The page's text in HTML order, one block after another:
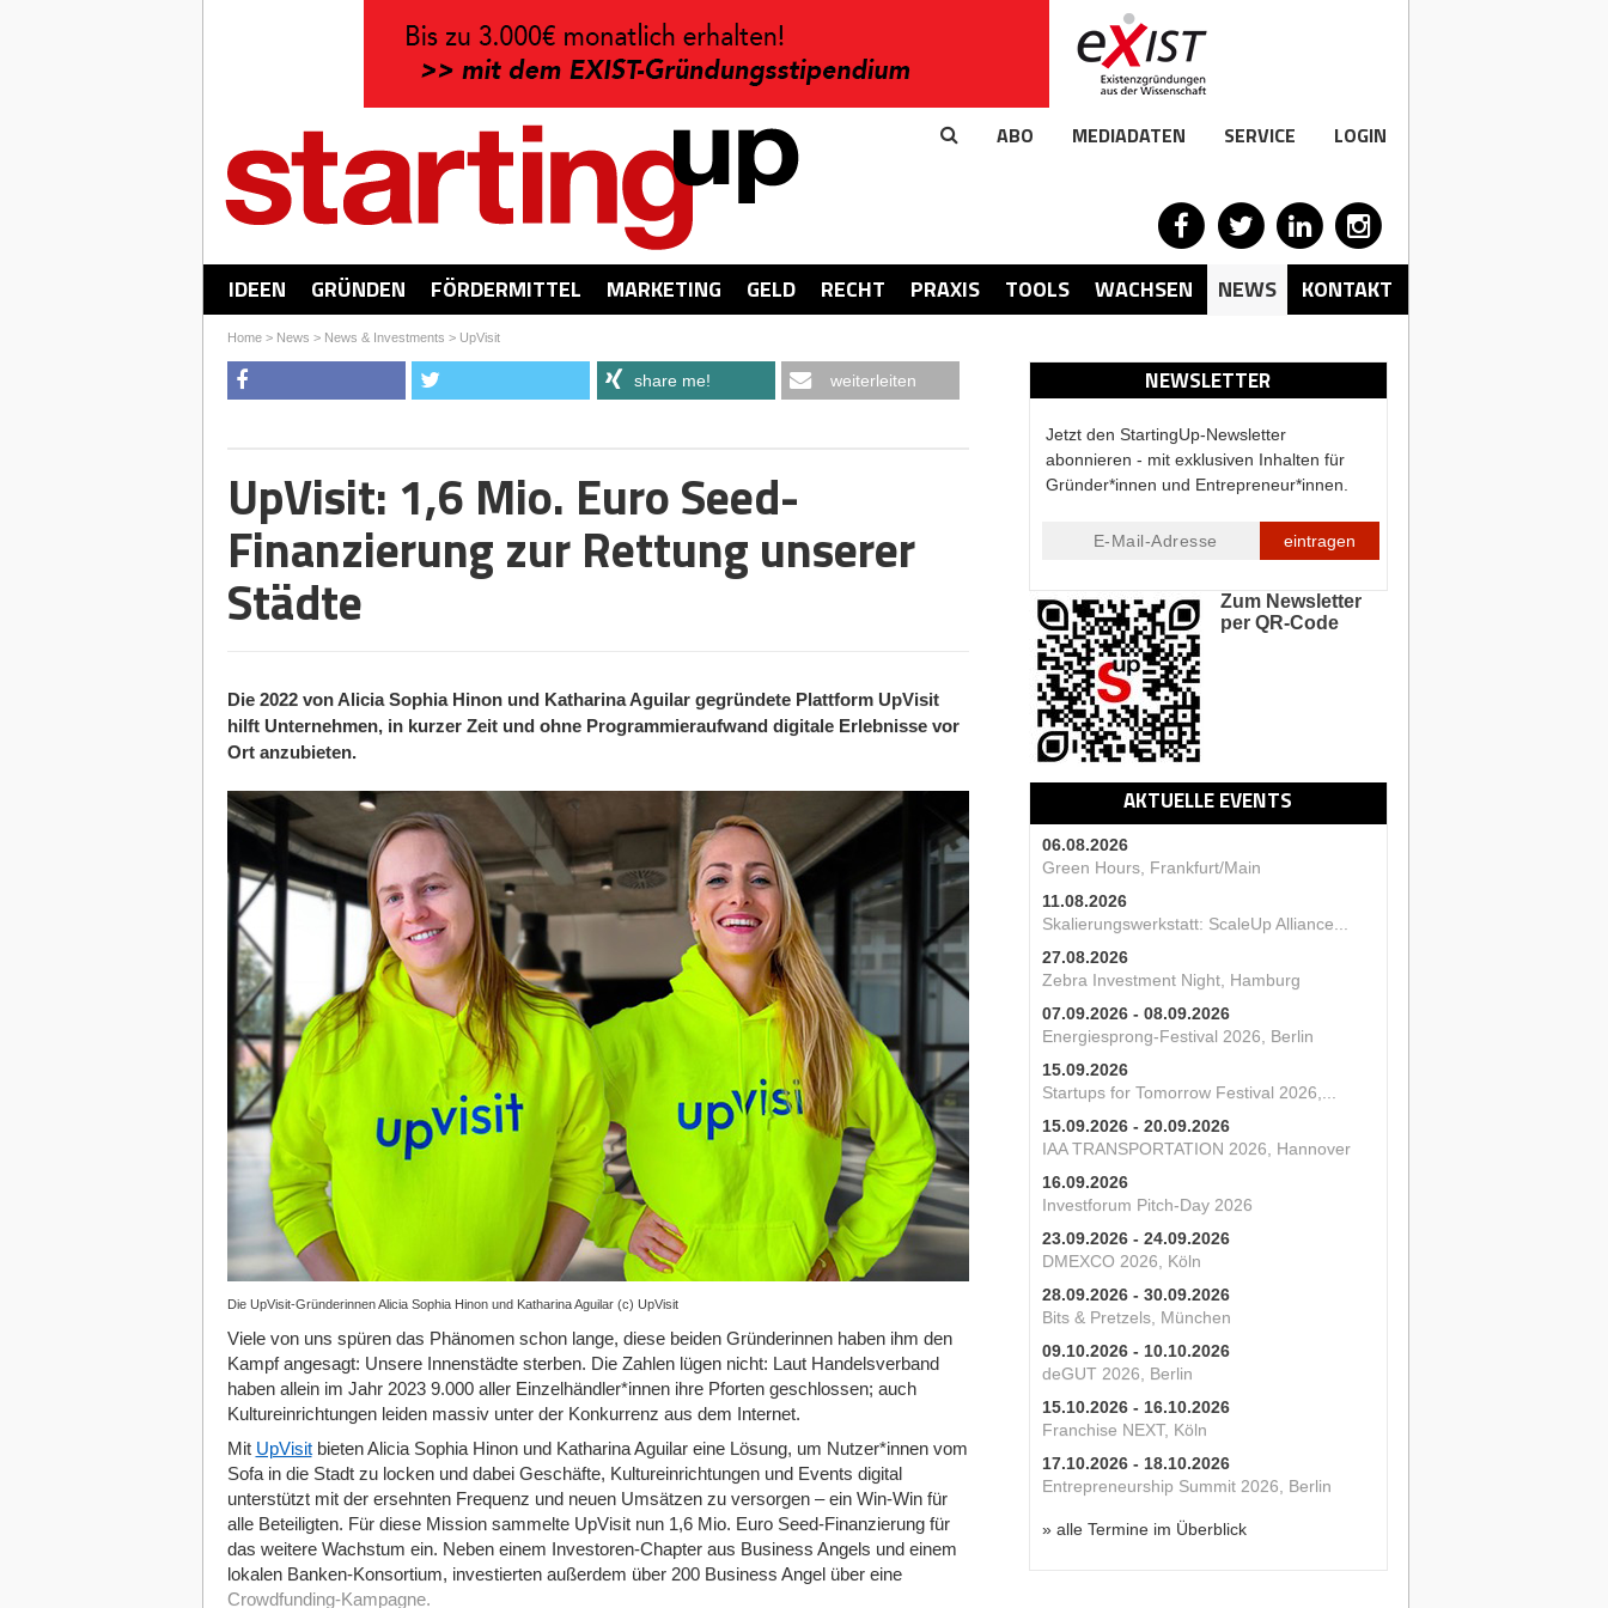
ABO MEDIADATEN SERVICE LOGIN
IDEEN GRÜNDEN FÖRDERMITTEL MARKETING GELD RECHT PRAXIS TOOLS WACHSEN NEWS KONTAKT
Home> News > News & Investments > UpVisit
NEWSLETTER
Jetzt den StartingUp-Newsletter
abonnieren - mit exklusiven Inhalten für
Gründer*innen und Entrepreneur*innen.
eintragen
Zum Newsletter
per QR-Code
AKTUELLE EVENTS
06.08.2026
Green Hours, Frankfurt/Main
11.08.2026
Skalierungswerkstatt: ScaleUp Alliance...
27.08.2026
Zebra Investment Night, Hamburg
07.09.2026 - 08.09.2026
Energiesprong-Festival 2026, Berlin
15.09.2026
Startups for Tomorrow Festival 2026,...
15.09.2026 - 20.09.2026
IAA TRANSPORTATION 2026, Hannover
16.09.2026
Investforum Pitch-Day 2026
23.09.2026 - 24.09.2026
DMEXCO 2026, Köln
28.09.2026 - 30.09.2026
Bits & Pretzels, München
09.10.2026 - 10.10.2026
deGUT 2026, Berlin
15.10.2026 - 16.10.2026
Franchise NEXT, Köln
17.10.2026 - 18.10.2026
Entrepreneurship Summit 2026, Berlin
» alle Termine im Überblick
share me! weiterleiten
UpVisit: 1,6 Mio. Euro Seed-
Finanzierung zur Rettung unserer
Städte
Die 2022 von Alicia Sophia Hinon und Katharina Aguilar gegründete Plattform UpVisit
hilft Unternehmen, in kurzer Zeit und ohne Programmieraufwand digitale Erlebnisse vor
Ort anzubieten.
Die UpVisit-Gründerinnen Alicia Sophia Hinon und Katharina Aguilar (c) UpVisit
Viele von uns spüren das Phänomen schon lange, diese beiden Gründerinnen haben ihm den
Kampf angesagt: Unsere Innenstädte sterben. Die Zahlen lügen nicht: Laut Handelsverband
haben allein im Jahr 2023 9.000 aller Einzelhändler*innen ihre Pforten geschlossen; auch
Kultureinrichtungen leiden massiv unter der Konkurrenz aus dem Internet.
Mit UpVisitbieten Alicia Sophia Hinon und Katharina Aguilar eine Lösung, um Nutzer*innen vom
Sofa in die Stadt zu locken und dabei Geschäfte, Kultureinrichtungen und Events digital
unterstützt mit der ersehnten Frequenz und neuen Umsätzen zu versorgen – ein Win-Win für
alle Beteiligten. Für diese Mission sammelte UpVisit nun 1,6 Mio. Euro Seed-Finanzierung für
das weitere Wachstum ein. Neben einem Investoren-Chapter aus Business Angels und einem
lokalen Banken-Konsortium, investierten außerdem über 200 Business Angel über eine
Crowdfunding-Kampagne.